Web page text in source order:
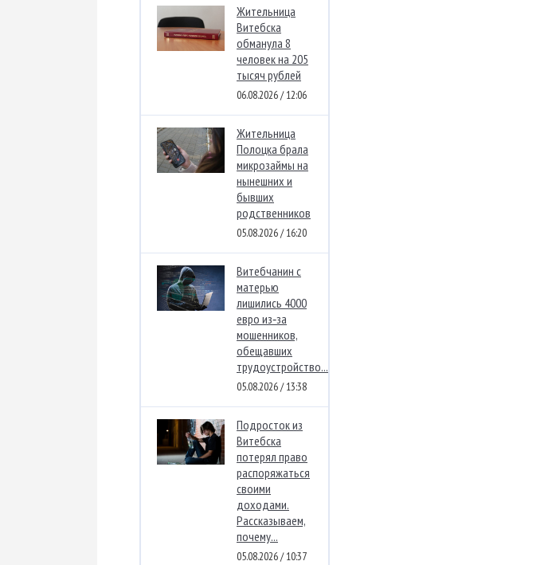
Жительница
Витебска
обманула 8
человек на 205
тысяч рублей
06.08.2026 / 12:06
Жительница
Полоцка брала
микрозаймы на
нынешних и
бывших
родственников
05.08.2026 / 16:20
Витебчанин с
матерью
лишились 4000
евро из‑за
мошенников,
обещавших
трудоустройство...
05.08.2026 / 13:38
Подросток из
Витебска
потерял право
распоряжаться
своими
доходами.
Рассказываем,
почему...
05.08.2026 / 10:37